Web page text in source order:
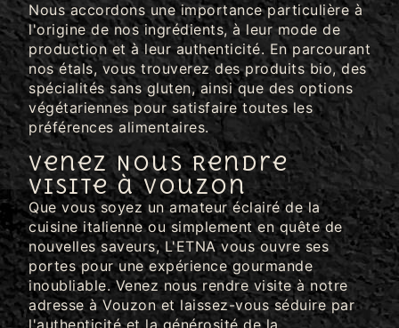
Nous accordons une importance particulière à
l'origine de nos ingrédients, à leur mode de
production et à leur authenticité. En parcourant
nos étals, vous trouverez des produits bio, des
spécialités sans gluten, ainsi que des options
végétariennes pour satisfaire toutes les
préférences alimentaires.
Venez Nous Rendre
Visite à Vouzon
Que vous soyez un amateur éclairé de la
cuisine italienne ou simplement en quête de
nouvelles saveurs, L'ETNA vous ouvre ses
portes pour une expérience gourmande
inoubliable. Venez nous rendre visite à notre
adresse à Vouzon et laissez-vous séduire par
l'authenticité et la générosité de la